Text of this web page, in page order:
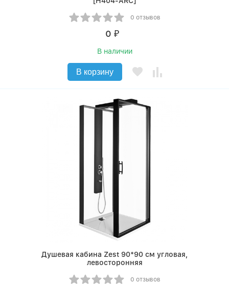
0 отзывов
0 ₽
В наличии
В корзину
Душевая кабина Zest 90*90 см угловая,
левосторонняя
0 отзывов